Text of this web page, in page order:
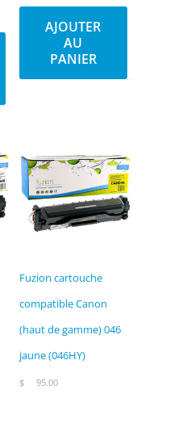
AJOUTER
AU
PANIER
Fuzion cartouche
compatible Canon
(haut de gamme) 046
jaune (046HY)
$ 95.00